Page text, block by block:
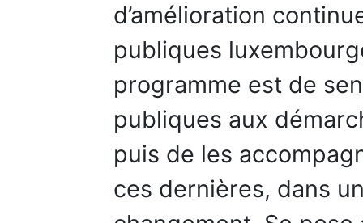
d’amélioration
publiques
programme est de
publiques aux
puis de les
ces dernières, dans